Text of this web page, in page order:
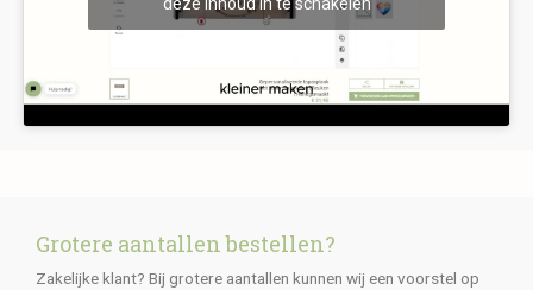
Grotere aantallen bestellen?
Zakelijke klant? Bij grotere aantallen kunnen wij een voorstel op